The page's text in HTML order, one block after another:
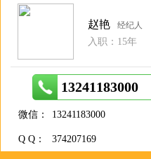
赵艳 经纪人
入职：15年
13241183000
微信： 13241183000
Q Q： 374207169